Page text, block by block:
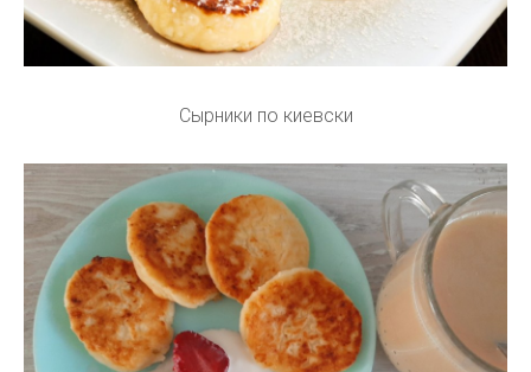
Сырники по киевски